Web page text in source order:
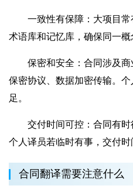
一致性有保障：大项目常
术语库和记忆库，确保同一概
保密和安全：合同涉及商
保密协议、数据加密传输。
足。
交付时间可控：合同有时
个人译员若临时有事，交付时
合同翻译需要注意什么